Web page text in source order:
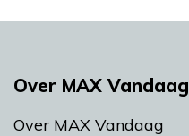
Over MAX Vandaag
Over MAX Vandaag